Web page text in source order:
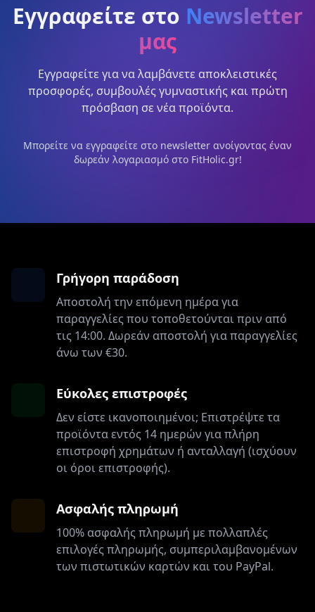
Εγγραφείτε στο Newsletter
μας
Εγγραφείτε για να λαμβάνετε αποκλειστικές
προσφορές, συμβουλές γυμναστικής και πρώτη
πρόσβαση σε νέα προϊόντα.
Μπορείτε να εγγραφείτε στο newsletter ανοίγοντας έναν
δωρεάν λογαριασμό στο FitHolic.gr!
Γρήγορη παράδοση
Αποστολή την επόμενη ημέρα για
παραγγελίες που τοποθετούνται πριν από
τις 14:00. Δωρεάν αποστολή για παραγγελίες
άνω των €30.
Εύκολες επιστροφές
Δεν είστε ικανοποιημένοι; Επιστρέψτε τα
προϊόντα εντός 14 ημερών για πλήρη
επιστροφή χρημάτων ή ανταλλαγή (ισχύουν
οι όροι επιστροφής).
Ασφαλής πληρωμή
100% ασφαλής πληρωμή με πολλαπλές
επιλογές πληρωμής, συμπεριλαμβανομένων
των πιστωτικών καρτών και του PayPal.